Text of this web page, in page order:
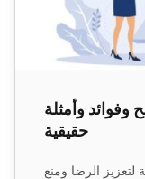
وفوائد وأمثلة
حقيقية
لتعزيز الرضا ومنع